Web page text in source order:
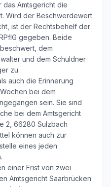
das Amtsgericht die
Wird der Beschwerdewert
ist der Rechtsbehelf der
gegeben. Beide
dem
und dem Schuldner
zu.
auch die Erinnerung
bei dem
sein. Sie sind
bei dem Amtsgericht
2, 66280 Sulzbach
können auch zur
eines jeden
einer Frist von zwei
Amtsgericht Saarbrücken